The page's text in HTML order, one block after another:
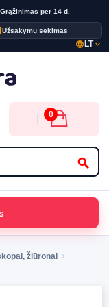
Grąžinimas per 14 d.
Užsakymų sekimas
language LTexpand_more
search
0
žiūronai